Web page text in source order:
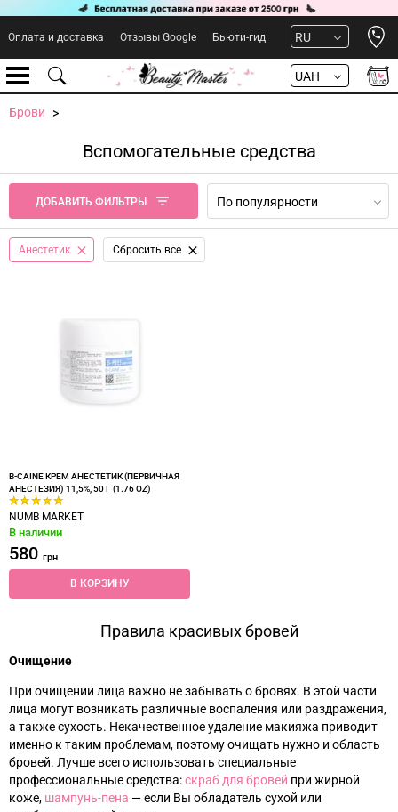
Оплата и доставка Отзывы Google Бьюти-гид RU
UAH
Брови
Вспомогательные средства
ДОБАВИТЬ ФИЛЬТРЫ По популярности
Анестетик Сбросить все
B-CAINE КРЕМ АНЕСТЕТИК (ПЕРВИЧНАЯ
АНЕСТЕЗИЯ) 11,5%, 50 Г (1.76 OZ)
NUMB MARKET
В наличии
580 грн
В КОРЗИНУ
Правила красивых бровей
Очищение
При очищении лица важно не забывать о бровях. В этой части
лица могут возникать различные воспаления или раздражения,
а также сухость. Некачественное удаление макияжа приводит
именно к таким проблемам, поэтому очищать нужно и область
бровей. Лучше всего использовать специальные
профессиональные средства:скраб для бровей при жирной
коже, шампунь-пена —если Вы обладатель сухой или